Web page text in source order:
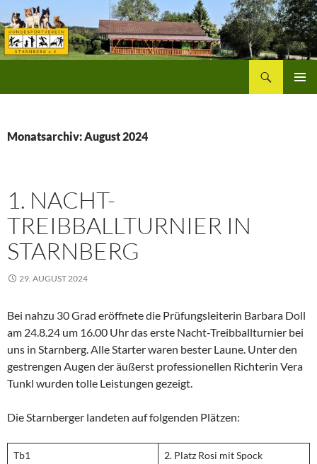
Inhalt
springen
Monatsarchiv: August 2024
1. NACHT-
TREIBBALLTURNIER IN
STARNBERG
29. AUGUST 2024
Bei nahzu 30 Grad eröffnete die Prüfungsleiterin Barbara Doll
am 24.8.24 um 16.00 Uhr das erste Nacht-Treibballturnier bei
uns in Starnberg. Alle Starter waren bester Laune. Unter den
gestrengen Augen der äußerst professionellen Richterin Vera
Tunkl wurden tolle Leistungen gezeigt.
Die Starnberger landeten auf folgenden Plätzen:
Tb1 2. Platz Rosi mit Spock